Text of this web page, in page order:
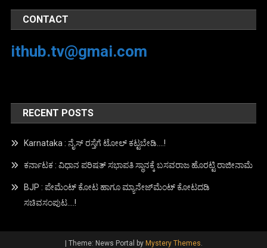
CONTACT
ithub.tv@gmai.com
RECENT POSTS
Karnataka : ನೈಸ್ ರಸ್ತೆಗೆ ಟೋಲ್ ಕಟ್ಟಬೇಡಿ….!
ಕರ್ನಾಟಕ : ವಿಧಾನ ಪರಿಷತ್ ಸಭಾಪತಿ ಸ್ಥಾನಕ್ಕೆ ಬಸವರಾಜ ಹೊರಟ್ಟಿ ರಾಜೀನಾಮೆ
BJP : ಪೇಮೆಂಟ್ ಕೋಟ ಹಾಗೂ ಮ್ಯಾನೇಜ್‍ಮೆಂಟ್ ಕೋಟದಡಿ
ಸಚಿವಸಂಪುಟ….!
| Theme: News Portal by Mystery Themes